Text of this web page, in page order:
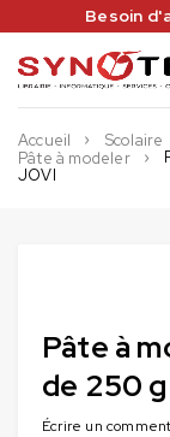
Besoin
Accueil Scolaire
Pâte à modeler
JOVI
Pâte à
de 250
Écrire un